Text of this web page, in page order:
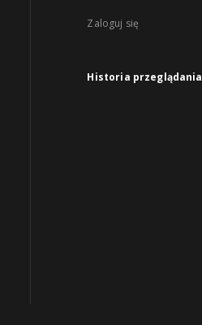
Zaloguj się
Historia przeglądania